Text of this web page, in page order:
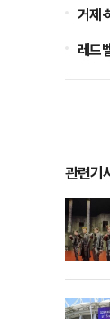
거제
레드
관련기